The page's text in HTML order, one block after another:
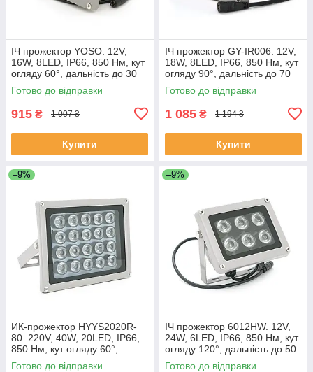
ІЧ прожектор YOSO. 12V,
16W, 8LED, IP66, 850 Нм, кут
огляду 60°, дальність до 30
м. 110 * 86 * 63 мм ЕКОБОКС
Готово до відправки
915 ₴ 1 007 ₴
Купити
ІЧ прожектор GY-IR006. 12V,
18W, 8LED, IP66, 850 Нм, кут
огляду 90°, дальність до 70
м. ЕКОБОКС
Готово до відправки
1 085 ₴ 1 194 ₴
Купити
–9%
ИК-прожектор HYYS2020R-
80. 220V, 40W, 20LED, IP66,
850 Нм, кут огляду 60°,
дальність до 80 м. ЕКОБОКС
Готово до відправки
–9%
ІЧ прожектор 6012HW. 12V,
24W, 6LED, IP66, 850 Нм, кут
огляду 120°, дальність до 50
м. ЕКОБОКС
Готово до відправки